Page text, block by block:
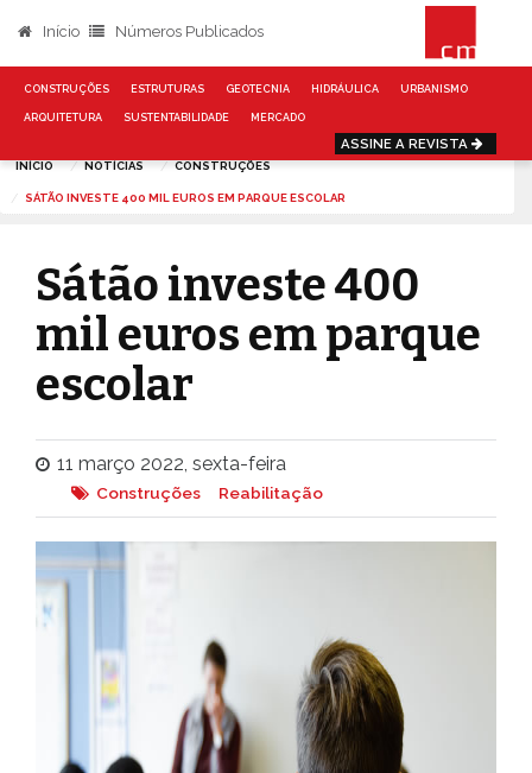
Início Números Publicados
CONSTRUÇÕES ESTRUTURAS GEOTECNIA HIDRÁULICA URBANISMO
ARQUITETURA SUSTENTABILIDADE MERCADO
ASSINE A REVISTA
INÍCIO NOTÍCIAS CONSTRUÇÕES
SÁTÃO INVESTE 400 MIL EUROS EM PARQUE ESCOLAR
Sátão investe 400
mil euros em parque
escolar
11 março 2022, sexta-feira
Construções Reabilitação